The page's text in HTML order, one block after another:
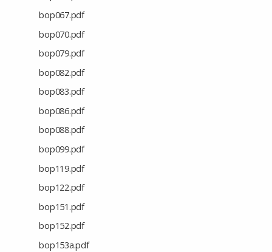
bop067.pdf
bop070.pdf
bop079.pdf
bop082.pdf
bop083.pdf
bop086.pdf
bop088.pdf
bop099.pdf
bop119.pdf
bop122.pdf
bop151.pdf
bop152.pdf
bop153a.pdf